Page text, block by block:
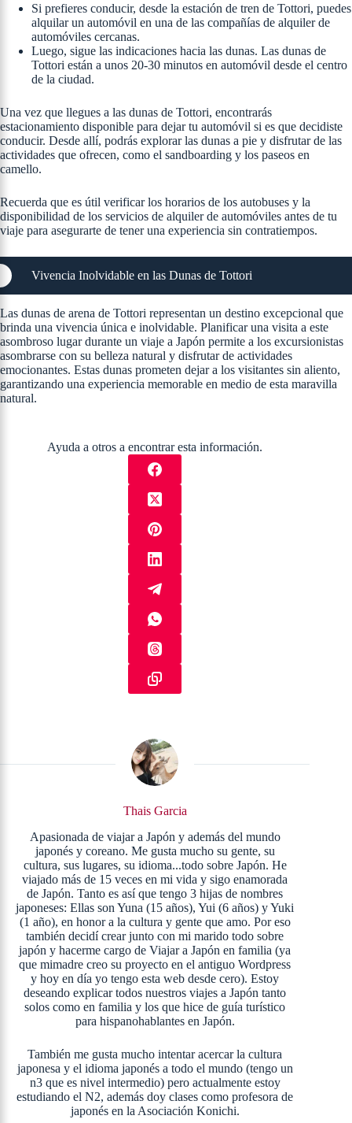
Si prefieres conducir, desde la estación de tren de Tottori, puedes
alquilar un automóvil en una de las compañías de alquiler de
automóviles cercanas.
Luego, sigue las indicaciones hacia las dunas. Las dunas de
Tottori están a unos 20-30 minutos en automóvil desde el centro
de la ciudad.
Una vez que llegues a las dunas de Tottori, encontrarás
estacionamiento disponible para dejar tu automóvil si es que decidiste
conducir. Desde allí, podrás explorar las dunas a pie y disfrutar de las
actividades que ofrecen, como el sandboarding y los paseos en
camello.
Recuerda que es útil verificar los horarios de los autobuses y la
disponibilidad de los servicios de alquiler de automóviles antes de tu
viaje para asegurarte de tener una experiencia sin contratiempos.
Vivencia Inolvidable en las Dunas de Tottori
Las dunas de arena de Tottori representan un destino excepcional que
brinda una vivencia única e inolvidable. Planificar una visita a este
asombroso lugar durante un viaje a Japón permite a los excursionistas
asombrarse con su belleza natural y disfrutar de actividades
emocionantes. Estas dunas prometen dejar a los visitantes sin aliento,
garantizando una experiencia memorable en medio de esta maravilla
natural.
Ayuda a otros a encontrar esta información.
Thais Garcia
Apasionada de viajar a Japón y además del mundo
japonés y coreano. Me gusta mucho su gente, su
cultura, sus lugares, su idioma...todo sobre Japón. He
viajado más de 15 veces en mi vida y sigo enamorada
de Japón. Tanto es así que tengo 3 hijas de nombres
japoneses: Ellas son Yuna (15 años), Yui (6 años) y Yuki
(1 año), en honor a la cultura y gente que amo. Por eso
también decidí crear junto con mi marido todo sobre
japón y hacerme cargo de Viajar a Japón en familia (ya
que mimadre creo su proyecto en el antiguo Wordpress
y hoy en día yo tengo esta web desde cero). Estoy
deseando explicar todos nuestros viajes a Japón tanto
solos como en familia y los que hice de guía turístico
para hispanohablantes en Japón.
También me gusta mucho intentar acercar la cultura
japonesa y el idioma japonés a todo el mundo (tengo un
n3 que es nivel intermedio) pero actualmente estoy
estudiando el N2, además doy clases como profesora de
japonés en la Asociación Konichi.